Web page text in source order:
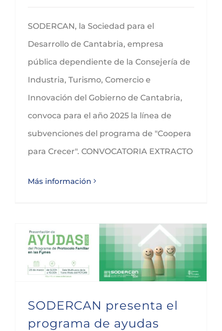
SODERCAN, la Sociedad para el
Desarrollo de Cantabria, empresa
pública dependiente de la Consejería de
Industria, Turismo, Comercio e
Innovación del Gobierno de Cantabria,
convoca para el año 2025 la línea de
subvenciones del programa de "Coopera
para Crecer". CONVOCATORIA EXTRACTO
Más información
SODERCAN presenta el
programa de ayudas